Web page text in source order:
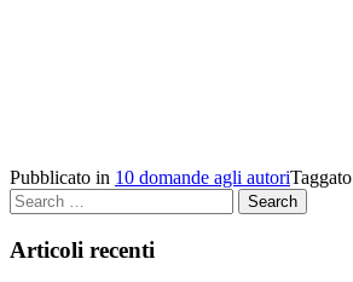
Pubblicato in 10 domande agli autoriTaggato
Search
Articoli recenti